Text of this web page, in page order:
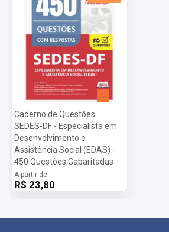
Caderno de Questões
SEDES-DF - Especialista em
Desenvolvimento e
Assistência Social (EDAS) -
450 Questões Gabaritadas
A partir de
R$ 23,80